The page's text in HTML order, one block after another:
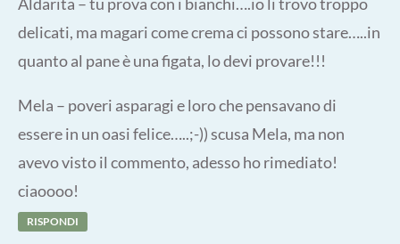
delicati, ma magari come crema ci possono stare…..in
quanto al pane è una figata, lo devi provare!!!
Mela – poveri asparagi e loro che pensavano di
essere in un oasi felice…..;-)) scusa Mela, ma non
avevo visto il commento, adesso ho rimediato!
ciaoooo!
RISPONDI